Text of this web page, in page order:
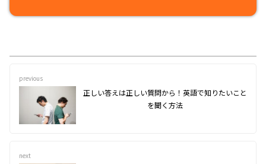
previous
正しい答えは正しい質問から！英語で知りたいこと
を聞く方法
next